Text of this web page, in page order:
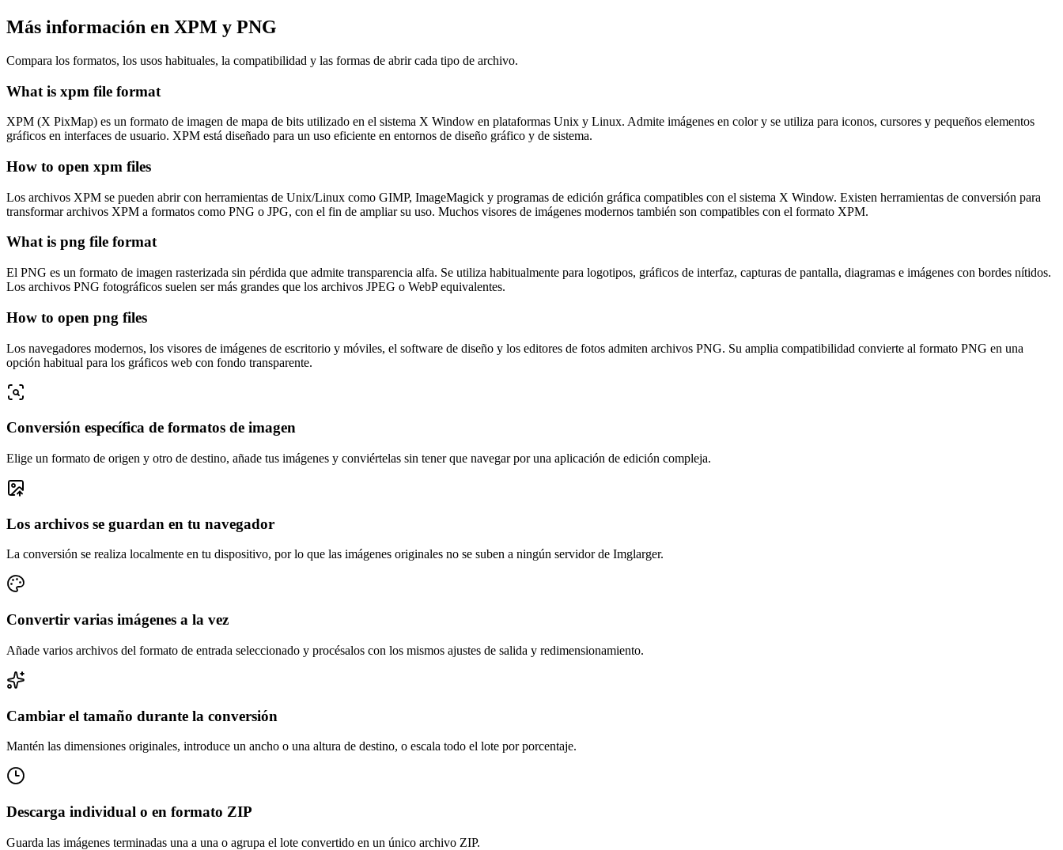
Más información en XPM y PNG
Compara los formatos, los usos habituales, la compatibilidad y las formas de abrir cada tipo de archivo.
What is xpm file format
XPM (X PixMap) es un formato de imagen de mapa de bits utilizado en el sistema X Window en plataformas Unix y Linux. Admite imágenes en color y se utiliza para iconos, cursores y pequeños elementos
gráficos en interfaces de usuario. XPM está diseñado para un uso eficiente en entornos de diseño gráfico y de sistema.
How to open xpm files
Los archivos XPM se pueden abrir con herramientas de Unix/Linux como GIMP, ImageMagick y programas de edición gráfica compatibles con el sistema X Window. Existen herramientas de conversión para
transformar archivos XPM a formatos como PNG o JPG, con el fin de ampliar su uso. Muchos visores de imágenes modernos también son compatibles con el formato XPM.
What is png file format
El PNG es un formato de imagen rasterizada sin pérdida que admite transparencia alfa. Se utiliza habitualmente para logotipos, gráficos de interfaz, capturas de pantalla, diagramas e imágenes con bordes nítidos.
Los archivos PNG fotográficos suelen ser más grandes que los archivos JPEG o WebP equivalentes.
How to open png files
Los navegadores modernos, los visores de imágenes de escritorio y móviles, el software de diseño y los editores de fotos admiten archivos PNG. Su amplia compatibilidad convierte al formato PNG en una
opción habitual para los gráficos web con fondo transparente.
Conversión específica de formatos de imagen
Elige un formato de origen y otro de destino, añade tus imágenes y conviértelas sin tener que navegar por una aplicación de edición compleja.
Los archivos se guardan en tu navegador
La conversión se realiza localmente en tu dispositivo, por lo que las imágenes originales no se suben a ningún servidor de Imglarger.
Convertir varias imágenes a la vez
Añade varios archivos del formato de entrada seleccionado y procésalos con los mismos ajustes de salida y redimensionamiento.
Cambiar el tamaño durante la conversión
Mantén las dimensiones originales, introduce un ancho o una altura de destino, o escala todo el lote por porcentaje.
Descarga individual o en formato ZIP
Guarda las imágenes terminadas una a una o agrupa el lote convertido en un único archivo ZIP.